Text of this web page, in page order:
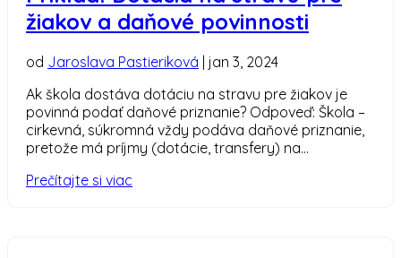
žiakov a daňové povinnosti
od Jaroslava Pastieriková
jan 3, 2024
Ak škola dostáva dotáciu na stravu pre žiakov je
povinná podať daňové priznanie? Odpoveď: Škola –
cirkevná, súkromná vždy podáva daňové priznanie,
pretože má príjmy (dotácie, transfery) na...
Prečítajte si viac